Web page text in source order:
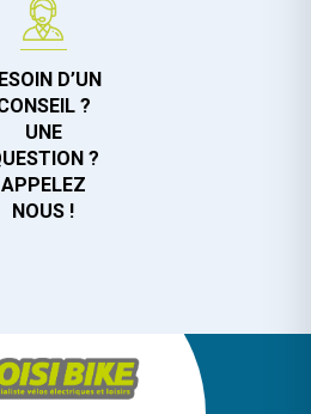
D’UN
?
UNE
?
APPELEZ
NOUS !